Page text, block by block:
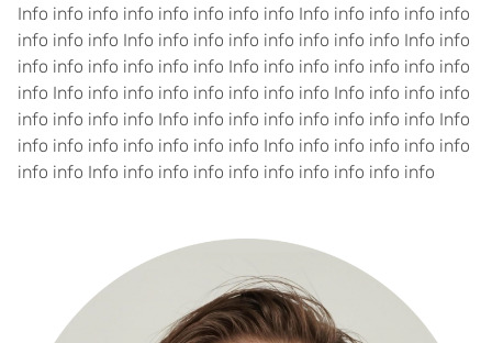
Info info info info info info info info Info info info info info
info info info Info info info info info info info info Info info
info info info info info info Info info info info info info info
info Info info info info info info info info Info info info info
info info info info Info info info info info info info info Info
info info info info info info info Info info info info info info
info info Info info info info info info info info info info